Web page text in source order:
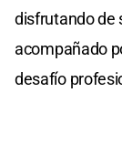
disfrutando de
acompañado
desafío